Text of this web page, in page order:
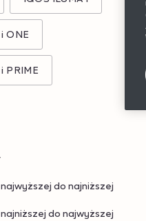
ONE
PRIME
do najniższej
do najwyższej